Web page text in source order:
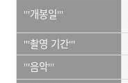
'''개봉일'''
'''촬영 기간'''
'''음악'''